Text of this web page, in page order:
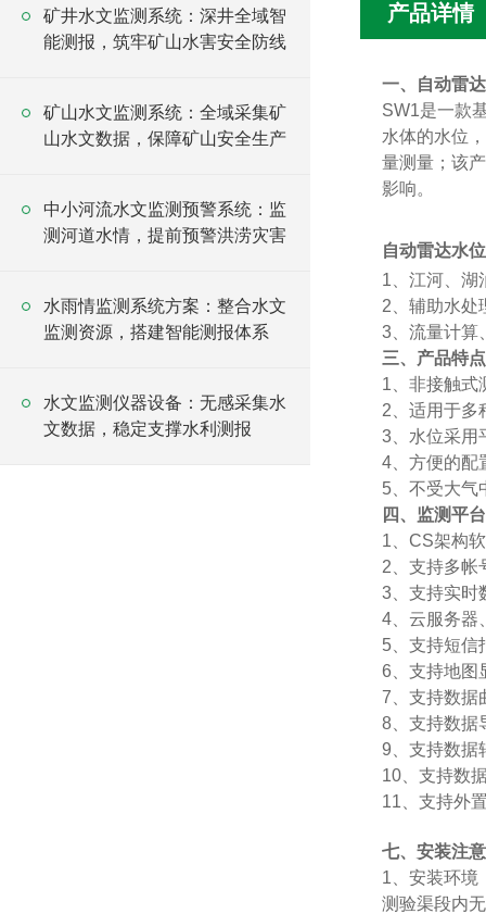
矿井水文监测系统：深井全域智
能测报，筑牢矿山水害安全防线
矿山水文监测系统：全域采集矿
山水文数据，保障矿山安全生产
中小河流水文监测预警系统：监
测河道水情，提前预警洪涝灾害
水雨情监测系统方案：整合水文
监测资源，搭建智能测报体系
水文监测仪器设备：无感采集水
文数据，稳定支撑水利测报
产品详情
一、
自动雷
SW1是一款
水体的水位
量测量；该
影响。
自动雷达水
1、江河、湖
2、辅助水处
3、流量计算
三、产品特点
1、非接触式
2、适用于多
3、水位采用
4、方便的配
5、不受大气
四、监测平台
1、CS架构
2、支持多帐
3、支持实时
4、云服务器
5、支持短信
6、支持地图
7、支持数据
8、支持数据
9、支持数据
10、支持数
11、支持外
七、安装注
1、安装环境
测验渠段内